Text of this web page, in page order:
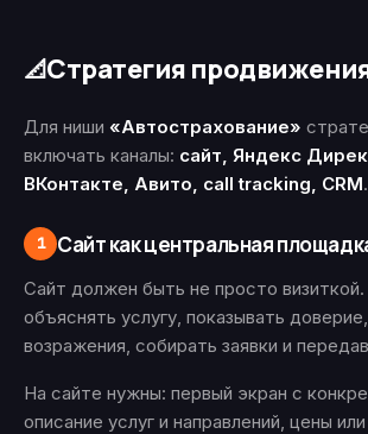
📐Стратегия
Для ниши «Автострахование»
включать каналы: сайт, Яндекс
ВКонтакте, Авито, call tracking, CRM.
1 Сайт как центральная
Сайт должен быть не просто
объяснять услугу, показывать
возражения, собирать заявки и
На сайте нужны: первый экран с
описание услуг и направлений, цены